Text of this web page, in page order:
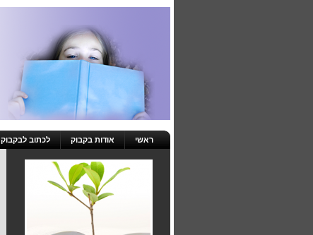
ראשי אודות בקבוק לכתוב לבקבוק